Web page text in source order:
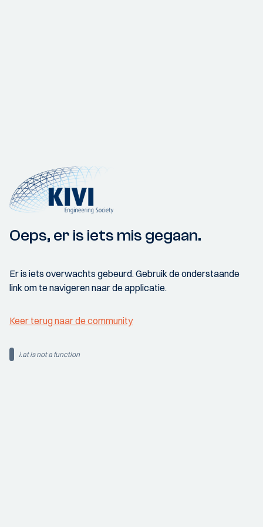
Oeps, er is iets mis gegaan.
Er is iets overwachts gebeurd. Gebruik de onderstaande
link om te navigeren naar de applicatie.
Keer terug naar de community
i.at is not a function